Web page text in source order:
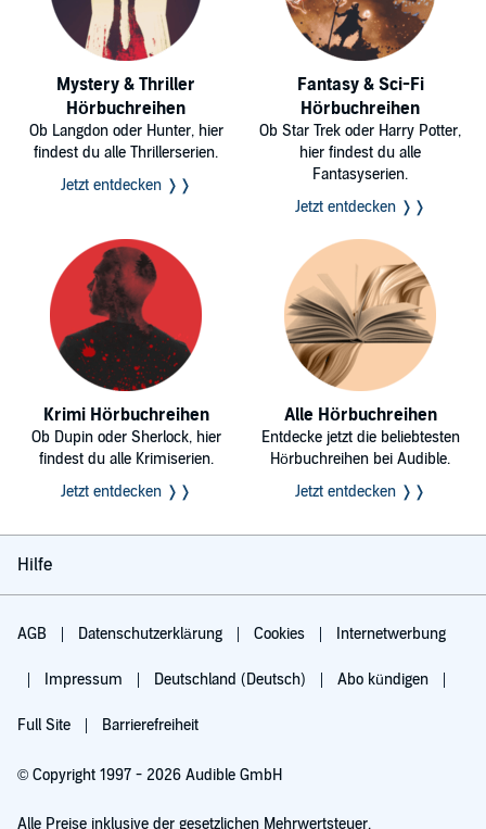
Mystery & Thriller
Hörbuchreihen
Ob Langdon oder Hunter, hier
findest du alle Thrillerserien.
Jetzt entdecken ❭❭
Fantasy & Sci-Fi
Hörbuchreihen
Ob Star Trek oder Harry Potter,
hier findest du alle
Fantasyserien.
Jetzt entdecken ❭❭
Krimi Hörbuchreihen
Ob Dupin oder Sherlock, hier
findest du alle Krimiserien.
Jetzt entdecken ❭❭
Alle Hörbuchreihen
Entdecke jetzt die beliebtesten
Hörbuchreihen bei Audible.
Jetzt entdecken ❭❭
Hilfe
AGB Datenschutzerklärung Cookies Internetwerbung
Impressum Deutschland (Deutsch) Abo kündigen
Full Site Barrierefreiheit
© Copyright 1997 - 2026 Audible GmbH
Alle Preise inklusive der gesetzlichen Mehrwertsteuer.